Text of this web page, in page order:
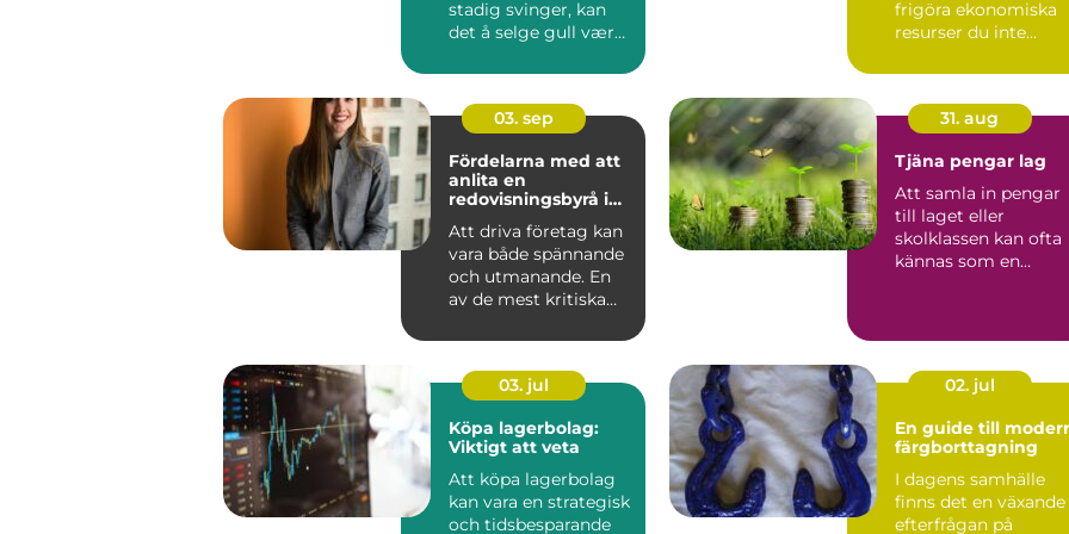
stadig svinger, kan
det å selge gull være
frigöra ekonomiska
resurser du inte...
03. sep
Fördelarna med att
anlita en
redovisningsbyrå i
Att driva företag kan
vara både spännande
och utmanande. En
av de mest kritiska
31. aug
Tjäna pengar lag
Att samla in pengar
till laget eller
skolklassen kan ofta
kännas som en
03. jul
Köpa lagerbolag:
Viktigt att veta
Att köpa lagerbolag
kan vara en strategisk
och tidsbesparande
02. jul
En guide till
färgborttagning
I dagens samhälle
finns det en växande
efterfrågan på